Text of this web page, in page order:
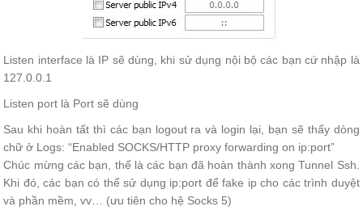
Listen interface là IP sẽ dùng, khi sử dụng nội bộ các bạn cứ nhập là
127.0.0.1
Listen port là Port sẽ dùng
Sau khi hoàn tất thì các bạn logout ra và login lại, bạn sẽ thấy dòng
chữ ở Logs: “Enabled SOCKS/HTTP proxy forwarding on ip:port”
Chúc mừng các bạn, thế là các bạn đã hoàn thành xong Tunnel Ssh.
Khi đó, các bạn có thể sử dụng ip:port để fake ip cho các trình duyệt
và phần mềm, vv… (ưu tiên cho hệ Socks 5)